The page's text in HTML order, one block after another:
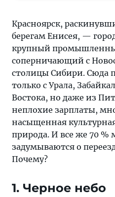
мне
не
нравится:
причин,
которым
не
очень
туризма»
Красноярск,
берегам Енисея, —
крупный
соперничающий с
столицы Сибири. Сюда
только с Урала,
Востока, но даже из
неплохие зарплаты,
насыщенная
природа. И все же 70
задумываются о
Почему?
1. Черное небо